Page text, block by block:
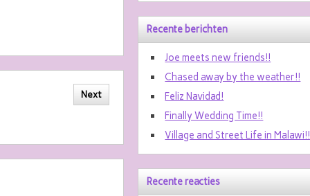
Next
Recente berichten
Joe meets new friends!!
Chased away by the weather!!
Feliz Navidad!
Finally Wedding Time!!
Village and Street Life in Malawi!!
Recente reacties